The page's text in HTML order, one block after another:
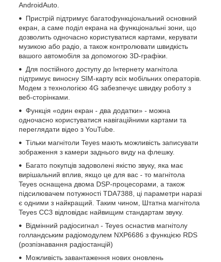
AndroidAuto.
Пристрій підтримує багатофункціональний основний
екран, а саме поділ екрана на функціональні зони, що
дозволить одночасно користуватися картами, керувати
музикою або радіо, а також контролювати швидкість
вашого автомобіля за допомогою 3D-графіки.
Для постійного доступу до Інтернету магнітола
підтримує виносну SIM-карту всіх мобільних операторів.
Модем з технологією 4G забезпечує швидку роботу з
веб-сторінками.
Функція «один екран - два додатки» - можна
одночасно користуватися навігаційними картами та
переглядати відео з YouTube.
Тільки магнітоли Teyes мають можливість записувати
зображення з камери заднього виду на флешку.
Багато покупців задоволені якістю звуку, яка має
вирішальний вплив, якщо це для вас - то магнітола
Teyes оснащена двома DSP-процесорами, а також
підсилювачем потужності TDA7388, ці параметри наразі
є одними з найкращий. Таким чином, Штатна магнітола
Teyes CC3 відповідає найвищим стандартам звуку.
Відмінний радіосигнал - Teyes оснастив магнітолу
голландським радіомодулем NXP6686 з функцією RDS
(розпізнавання радіостанцій)
Можливість завантаження нових оновлень